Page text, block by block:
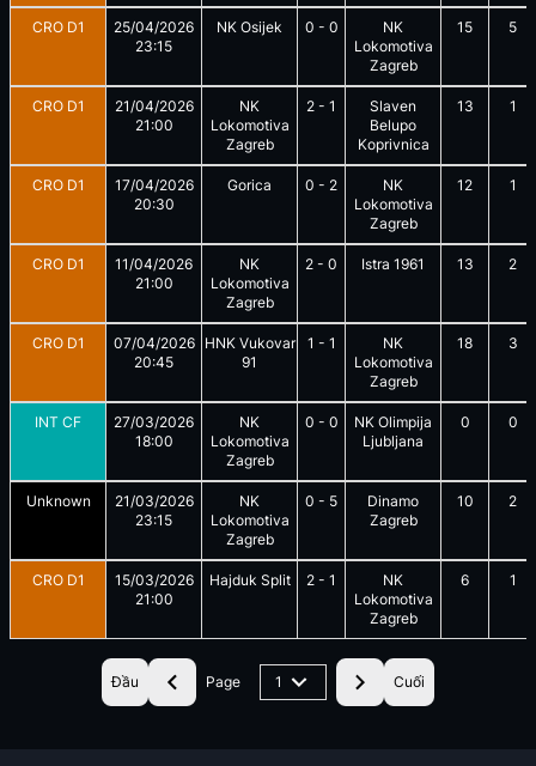
CRO D1
25/04/2026
23:15
NK Osijek 0 - 0
NK
Lokomotiva
Zagreb
15 5
CRO D1
21/04/2026
21:00
NK
Lokomotiva
Zagreb
2 - 1
Slaven
Belupo
Koprivnica
13 1
CRO D1
17/04/2026
20:30
Gorica 0 - 2
NK
Lokomotiva
Zagreb
12 1
CRO D1
11/04/2026
21:00
NK
Lokomotiva
Zagreb
2 - 0 Istra 1961 13 2
CRO D1
07/04/2026
20:45
HNK Vukovar
91
1 - 1
NK
Lokomotiva
Zagreb
18 3
INT CF
27/03/2026
18:00
NK
Lokomotiva
Zagreb
0 - 0
NK Olimpija
Ljubljana
0 0
Unknown
21/03/2026
23:15
NK
Lokomotiva
Zagreb
0 - 5
Dinamo
Zagreb
10 2
CRO D1
15/03/2026
21:00
Hajduk Split 2 - 1
NK
Lokomotiva
Zagreb
6 1
Đầu Page 1 Cuối